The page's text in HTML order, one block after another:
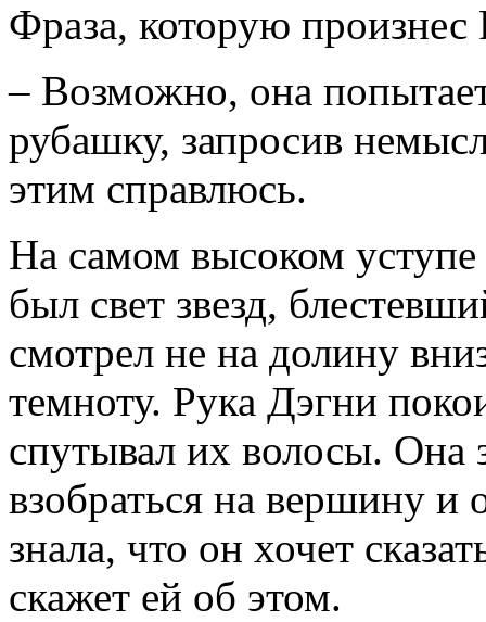
Фраза, которую произнес
– Возможно, она
рубашку, запросив
этим справлюсь.
На самом высоком
был свет звезд,
смотрел не на долину
темноту. Рука Дэгни
спутывал их волосы. Она
взобраться на вершину и
знала, что он хочет
скажет ей об этом.